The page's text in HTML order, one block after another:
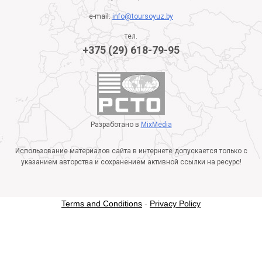
e-mail:info@toursoyuz.by
тел.
+375 (29) 618-79-95
Разработано в MixMedia
Использование материалов сайта в интернете допускается только с
указанием авторства и сохранением активной ссылки на ресурс!
Terms and Conditions - Privacy Policy